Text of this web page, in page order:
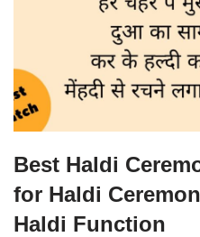
Best Haldi
for Haldi
Haldi Function